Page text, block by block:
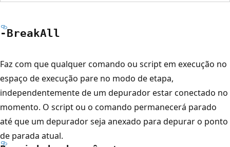
-BreakAll
Faz com que qualquer comando ou script em execução no
espaço de execução pare no modo de etapa,
independentemente de um depurador estar conectado no
momento. O script ou o comando permanecerá parado
até que um depurador seja anexado para depurar o ponto
de parada atual.